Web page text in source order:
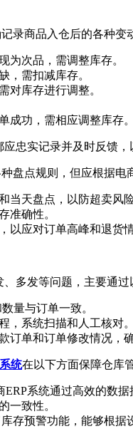
录商品入仓后的各种变
为次品，需调整库存。
，需扣减库存。
对库存进行调整。
成功，需相应调整库存。
忠实记录并及时反馈，
盘点规则，但应根据电
当天盘点，以防超卖风险
准确性。
以应对订单高峰和退货情
多发等问题，主要通过
量与订单一致。
，系统扫描和人工核对。
订单和订单修改情况，
统在以下方面保障仓库
ERP系统通过高效的数
一致性。
存预警功能，能够根